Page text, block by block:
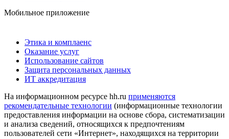
Мобильное приложение
Этика и комплаенс
Оказание услуг
Использование сайтов
Защита персональных данных
ИТ аккредитация
На информационном ресурсе hh.ru применяются
рекомендательные технологии (информационные технологии
предоставления информации на основе сбора, систематизации
и анализа сведений, относящихся к предпочтениям
пользователей сети «Интернет», находящихся на территории